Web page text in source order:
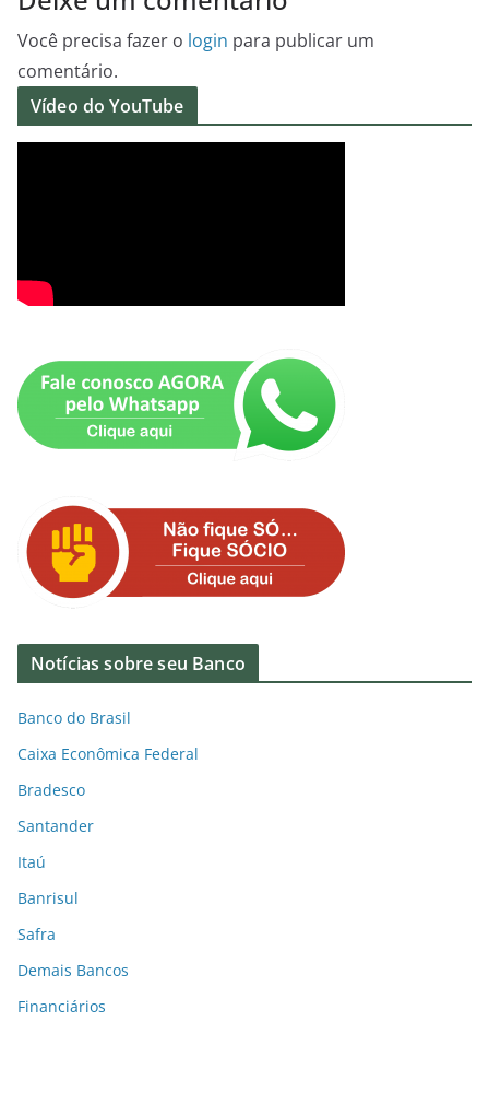
Você precisa fazer o login para publicar um
comentário.
Vídeo do YouTube
Notícias sobre seu Banco
Banco do Brasil
Caixa Econômica Federal
Bradesco
Santander
Itaú
Banrisul
Safra
Demais Bancos
Financiários